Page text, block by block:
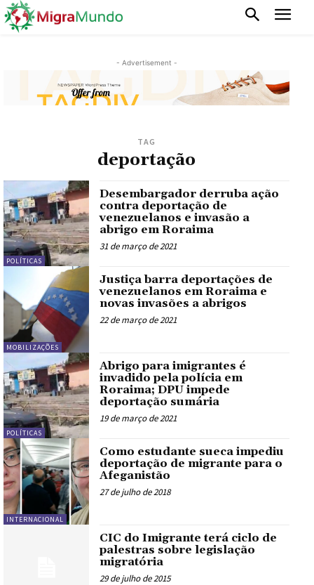
- Advertisement -
TAG
deportação
POLÍTICAS
Desembargador derruba ação
contra deportação de
venezuelanos e invasão a
abrigo em Roraima
31 de março de 2021
MOBILIZAÇÕES
Justiça barra deportações de
venezuelanos em Roraima e
novas invasões a abrigos
22 de março de 2021
POLÍTICAS
Abrigo para imigrantes é
invadido pela polícia em
Roraima; DPU impede
deportação sumária
19 de março de 2021
INTERNACIONAL
Como estudante sueca impediu
deportação de migrante para o
Afeganistão
27 de julho de 2018
CIC do Imigrante terá ciclo de
palestras sobre legislação
migratória
29 de julho de 2015